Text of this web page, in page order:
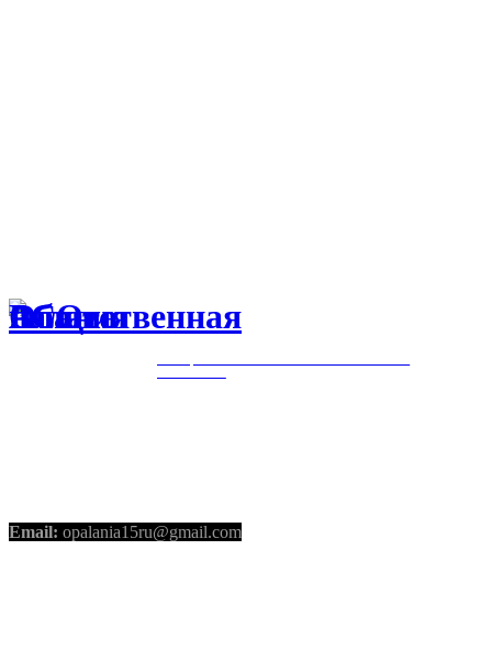
Email: opalania15ru@gmail.com